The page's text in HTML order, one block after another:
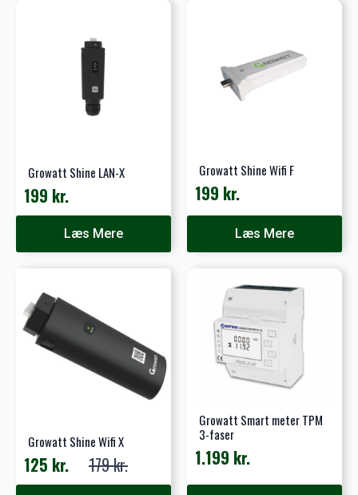
Growatt Shine LAN-X
199 kr.
Læs Mere
Growatt Shine Wifi F
199 kr.
Læs Mere
Growatt Shine Wifi X
179kr.
Den
125 kr.
Den
Growatt Smart meter TPM
3-faser
1.199 kr.